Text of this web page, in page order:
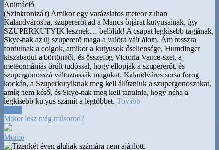
Animáció
(Szinkronizált) Amikor egy varázslatos meteor zuhan
Kalandvárosba, szupererőt ad a Mancs őrjárat kutyusainak, így
SZUPERKUTYIK lesznek… belőlük! A csapat legkisebb tagjának,
Skye-nak az új szupererő maga a valóra vált álom. Ám rosszra
fordulnak a dolgok, amikor a kutyusok ősellensége, Humdinger
kiszabadul a börtönből, és összefog Victoria Vance-szel, a
meteormániás őrült tudóssal, hogy ellopják a szupererőt, és
szupergonosszá változtassák magukat. Kalandváros sorsa forog
kockán, a Szuperkutyiknak meg kell állítaniuk a szupergonoszokat,
amíg nem késő, és Skye-nak meg kell tanulnia, hogy néha a
legkisebb kutyus számít a legtöbbet. Tovább
Mikor lesz még műsoron?
Momo